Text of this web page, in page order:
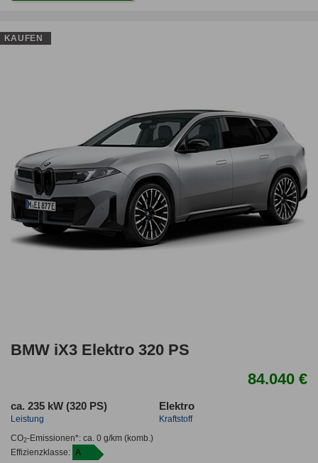
BMW iX3 Elektro 320 PS
84.040 €
ca. 235 kW (320 PS)
Leistung
Elektro
Kraftstoff
CO2-Emissionen*: ca. 0 g/km(komb.)
Effizienzklasse: A
KAUFEN